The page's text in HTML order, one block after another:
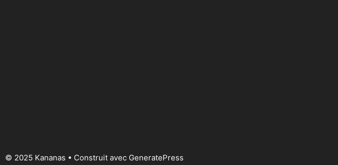
© 2025 Kananas • Construit avec GeneratePress